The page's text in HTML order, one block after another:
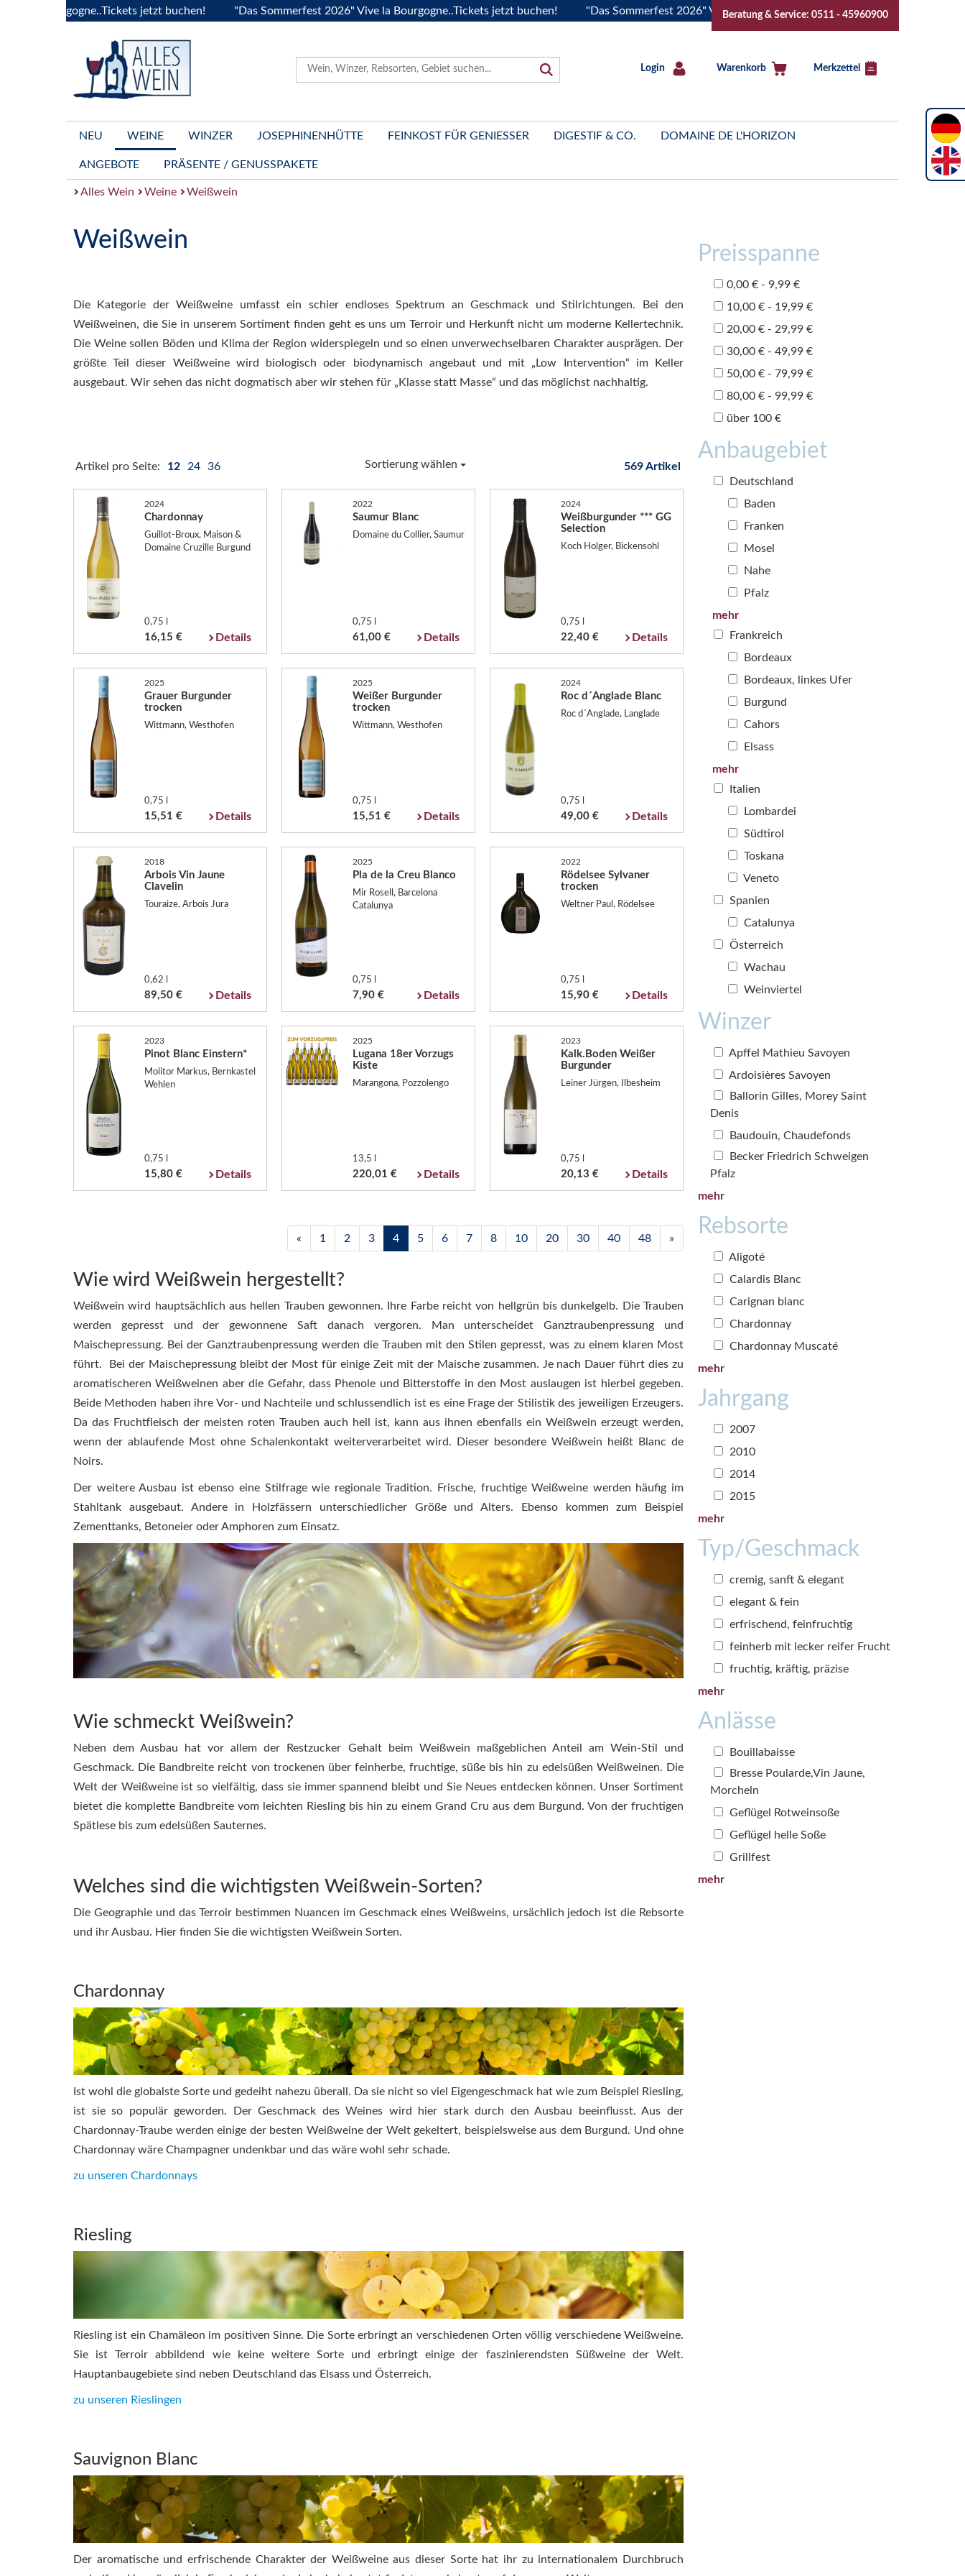
jetzt buchen! "Das Sommerfest 2026" Vive la Bourgogne..Tickets jetzt buchen! "Das Sommerfest 2026" Vive la Bourgogne..Tickets jetzt buchen!
Beratung & Service: 0511 - 45960900
Login Warenkorb Merkzettel
NEU WEINE WINZER JOSEPHINENHÜTTE FEINKOST FÜR GENIESSER DIGESTIF & CO. DOMAINE DE L'HORIZON
ANGEBOTE PRÄSENTE / GENUSSPAKETE
Alles Wein Weine Weißwein
Weißwein
Die Kategorie der Weißweine umfasst ein schier endloses Spektrum an Geschmack und Stilrichtungen. Bei den
Weißweinen, die Sie in unserem Sortiment finden geht es uns um Terroir und Herkunft nicht um moderne Kellertechnik.
Die Weine sollen Böden und Klima der Region widerspiegeln und so einen unverwechselbaren Charakter ausprägen. Der
größte Teil dieser Weißweine wird biologisch oder biodynamisch angebaut und mit „Low Intervention“ im Keller
ausgebaut. Wir sehen das nicht dogmatisch aber wir stehen für „Klasse statt Masse“ und das möglichst nachhaltig.
Artikel pro Seite: 12 24 36 Sortierung wählen 569 Artikel
2024
Chardonnay
Guillot-Broux, Maison &
Domaine Cruzille Burgund
0,75 l
16,15 € Details
2022
Saumur Blanc
Domaine du Collier, Saumur
0,75 l
61,00 € Details
2024
Weißburgunder *** GG
Selection
Koch Holger, Bickensohl
0,75 l
22,40 € Details
2025
Grauer Burgunder
trocken
Wittmann, Westhofen
0,75 l
15,51 € Details
2025
Weißer Burgunder
trocken
Wittmann, Westhofen
0,75 l
15,51 € Details
2024
Roc d´Anglade Blanc
Roc d´Anglade, Langlade
0,75 l
49,00 € Details
2018
Arbois Vin Jaune
Clavelin
Touraize, Arbois Jura
0,62 l
89,50 € Details
2025
Pla de la Creu Blanco
Mir Rosell, Barcelona
Catalunya
0,75 l
7,90 € Details
2022
Rödelsee Sylvaner
trocken
Weltner Paul, Rödelsee
0,75 l
15,90 € Details
2023
Pinot Blanc Einstern*
Molitor Markus, Bernkastel
Wehlen
0,75 l
15,80 € Details
2025
Lugana 18er Vorzugs
Kiste
Marangona, Pozzolengo
13,5 l
220,01 € Details
2023
Kalk.Boden Weißer
Burgunder
Leiner Jürgen, Ilbesheim
0,75 l
20,13 € Details
« 1 2 3 4 5 6 7 8 10 20 30 40 48 »
Wie wird Weißwein hergestellt?
Weißwein wird hauptsächlich aus hellen Trauben gewonnen. Ihre Farbe reicht von hellgrün bis dunkelgelb. Die Trauben
werden gepresst und der gewonnene Saft danach vergoren. Man unterscheidet Ganztraubenpressung und
Maischepressung. Bei der Ganztraubenpressung werden die Trauben mit den Stilen gepresst, was zu einem klaren Most
führt. Bei der Maischepressung bleibt der Most für einige Zeit mit der Maische zusammen. Je nach Dauer führt dies zu
aromatischeren Weißweinen aber die Gefahr, dass Phenole und Bitterstoffe in den Most auslaugen ist hierbei gegeben.
Beide Methoden haben ihre Vor- und Nachteile und schlussendlich ist es eine Frage der Stilistik des jeweiligen Erzeugers.
Da das Fruchtfleisch der meisten roten Trauben auch hell ist, kann aus ihnen ebenfalls ein Weißwein erzeugt werden,
wenn der ablaufende Most ohne Schalenkontakt weiterverarbeitet wird. Dieser besondere Weißwein heißt Blanc de
Noirs.
Der weitere Ausbau ist ebenso eine Stilfrage wie regionale Tradition. Frische, fruchtige Weißweine werden häufig im
Stahltank ausgebaut. Andere in Holzfässern unterschiedlicher Größe und Alters. Ebenso kommen zum Beispiel
Zementtanks, Betoneier oder Amphoren zum Einsatz.
Wie schmeckt Weißwein?
Neben dem Ausbau hat vor allem der Restzucker Gehalt beim Weißwein maßgeblichen Anteil am Wein-Stil und
Geschmack. Die Bandbreite reicht von trockenen über feinherbe, fruchtige, süße bis hin zu edelsüßen Weißweinen. Die
Welt der Weißweine ist so vielfältig, dass sie immer spannend bleibt und Sie Neues entdecken können. Unser Sortiment
bietet die komplette Bandbreite vom leichten Riesling bis hin zu einem Grand Cru aus dem Burgund. Von der fruchtigen
Spätlese bis zum edelsüßen Sauternes.
Welches sind die wichtigsten Weißwein-Sorten?
Die Geographie und das Terroir bestimmen Nuancen im Geschmack eines Weißweins, ursächlich jedoch ist die Rebsorte
und ihr Ausbau. Hier finden Sie die wichtigsten Weißwein Sorten.
Chardonnay
Ist wohl die globalste Sorte und gedeiht nahezu überall. Da sie nicht so viel Eigengeschmack hat wie zum Beispiel Riesling,
ist sie so populär geworden. Der Geschmack des Weines wird hier stark durch den Ausbau beeinflusst. Aus der
Chardonnay-Traube werden einige der besten Weißweine der Welt gekeltert, beispielsweise aus dem Burgund. Und ohne
Chardonnay wäre Champagner undenkbar und das wäre wohl sehr schade.
zu unseren Chardonnays
Riesling
Riesling ist ein Chamäleon im positiven Sinne. Die Sorte erbringt an verschiedenen Orten völlig verschiedene Weißweine.
Sie ist Terroir abbildend wie keine weitere Sorte und erbringt einige der faszinierendsten Süßweine der Welt.
Hauptanbaugebiete sind neben Deutschland das Elsass und Österreich.
zu unseren Rieslingen
Sauvignon Blanc
Der aromatische und erfrischende Charakter der Weißweine aus dieser Sorte hat ihr zu internationalem Durchbruch
Preisspanne
0,00 € - 9,99 €
10,00 € - 19,99 €
20,00 € - 29,99 €
30,00 € - 49,99 €
50,00 € - 79,99 €
80,00 € - 99,99 €
über 100 €
Anbaugebiet
Deutschland
Baden
Franken
Mosel
Nahe
Pfalz
mehr
Frankreich
Bordeaux
Bordeaux, linkes Ufer
Burgund
Cahors
Elsass
mehr
Italien
Lombardei
Südtirol
Toskana
Veneto
Spanien
Catalunya
Österreich
Wachau
Weinviertel
Winzer
Apffel Mathieu Savoyen
Ardoisières Savoyen
Ballorin Gilles, Morey Saint
Denis
Baudouin, Chaudefonds
Becker Friedrich Schweigen
Pfalz
mehr
Rebsorte
Aligoté
Calardis Blanc
Carignan blanc
Chardonnay
Chardonnay Muscaté
mehr
Jahrgang
2007
2010
2014
2015
mehr
Typ/Geschmack
cremig, sanft & elegant
elegant & fein
erfrischend, feinfruchtig
feinherb mit lecker reifer Frucht
fruchtig, kräftig, präzise
mehr
Anlässe
Bouillabaisse
Bresse Poularde,Vin Jaune,
Morcheln
Geflügel Rotweinsoße
Geflügel helle Soße
Grillfest
mehr